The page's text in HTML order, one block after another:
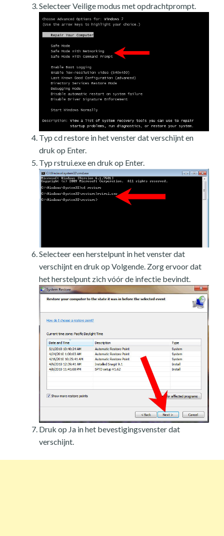
Selecteer Veilige modus met opdrachtprompt.
Typ cd restore in het venster dat verschijnt en
druk op Enter.
Typ rstrui.exe en druk op Enter.
Selecteer een herstelpunt in het venster dat
verschijnt en druk op Volgende. Zorg ervoor dat
het herstelpunt zich vóór de infectie bevindt.
Druk op Ja in het bevestigingsvenster dat
verschijnt.